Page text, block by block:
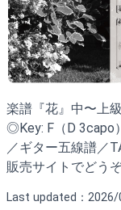
楽譜『花』中〜上
◎Key: F（D 3capo
／ギター五線譜／
販売サイトでどう
Last updated：2026/